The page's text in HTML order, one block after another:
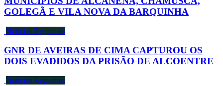
GOLEGÃ E VILA NOVA DA BARQUINHA
Notícias Regionais
GNR DE AVEIRAS DE CIMA CAPTUROU OS
DOIS EVADIDOS DA PRISÃO DE ALCOENTRE
Notícias Regionais